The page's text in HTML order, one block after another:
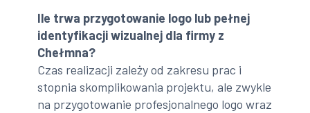
Ile trwa przygotowanie logo lub pełnej
identyfikacji wizualnej dla firmy z
Chełmna?
Czas realizacji zależy od zakresu prac i
stopnia skomplikowania projektu, ale zwykle
na przygotowanie profesjonalnego logo wraz